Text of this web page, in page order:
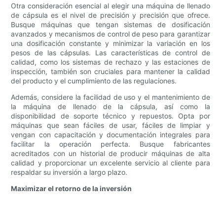
Otra consideración esencial al elegir una máquina de llenado
de cápsula es el nivel de precisión y precisión que ofrece.
Busque máquinas que tengan sistemas de dosificación
avanzados y mecanismos de control de peso para garantizar
una dosificación constante y minimizar la variación en los
pesos de las cápsulas. Las características de control de
calidad, como los sistemas de rechazo y las estaciones de
inspección, también son cruciales para mantener la calidad
del producto y el cumplimiento de las regulaciones.
Además, considere la facilidad de uso y el mantenimiento de
la máquina de llenado de la cápsula, así como la
disponibilidad de soporte técnico y repuestos. Opta por
máquinas que sean fáciles de usar, fáciles de limpiar y
vengan con capacitación y documentación integrales para
facilitar la operación perfecta. Busque fabricantes
acreditados con un historial de producir máquinas de alta
calidad y proporcionar un excelente servicio al cliente para
respaldar su inversión a largo plazo.
Maximizar el retorno de la inversión